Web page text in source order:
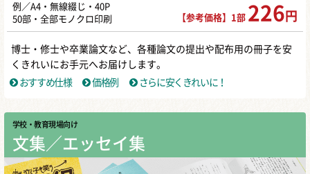
例／A4・無線綴じ・40P
50部・全部モノクロ印刷
【参考価格】1部 226 円
博士・修士や卒業論文など、各種論文の提出や配布用の冊子を安
くきれいにお手元へお届けします。
おすすめ仕様
価格例 さらに安くきれいに！
学校・教育現場向け
文集／エッセイ集